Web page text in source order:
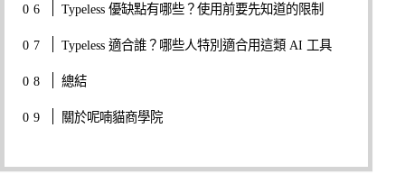
Typeless 優缺點有哪些？使用前要先知道的限制
Typeless 適合誰？哪些人特別適合用這類 AI 工具
總結
關於呢喃貓商學院